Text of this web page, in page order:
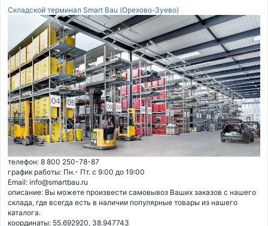
Складской терминал Smart Bau (Орехово-Зуево)
телефон: 8 800 250-78-87
график работы: Пн.- Пт. с 9:00 до 19:00
Email: info@smartbau.ru
описание: Вы можете произвести самовывоз Ваших заказов с нашего
склада, где всегда есть в наличии популярные товары из нашего
каталога.
координаты: 55.692920, 38.947743